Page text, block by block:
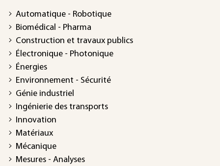
Automatique - Robotique
Biomédical - Pharma
Construction et travaux publics
Électronique - Photonique
Énergies
Environnement - Sécurité
Génie industriel
Ingénierie des transports
Innovation
Matériaux
Mécanique
Mesures - Analyses